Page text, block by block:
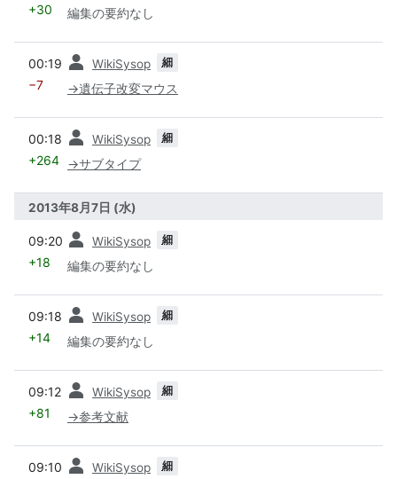
+30 編集の要約なし
00:19 WikiSysop 細
−7 →遺伝子改変マウス
00:18 WikiSysop 細
+264 →サブタイプ
2013年8月7日 (水)
09:20 WikiSysop 細
+18 編集の要約なし
09:18 WikiSysop 細
+14 編集の要約なし
09:12 WikiSysop 細
+81 →参考文献
09:10 WikiSysop 細